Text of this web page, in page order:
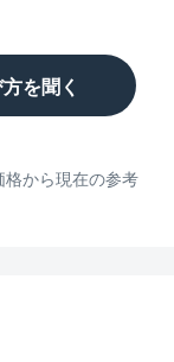
を聞く
格から現在の参考